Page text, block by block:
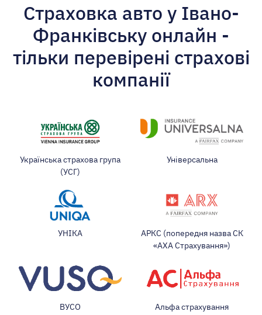
Страховка авто у Івано-
Франківську онлайн -
тільки перевірені страхові
компанії
Українська страхова група
(УСГ)
Універсальна
УНІКА
АРКС (попередня назва СК
«АХА Страхування»)
ВУСО Альфа страхування